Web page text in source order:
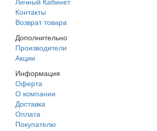
Контакты
Возврат товара
Дополнительно
Производители
Акции
Информация
Оферта
О компании
Доставка
Оплата
Покупателю